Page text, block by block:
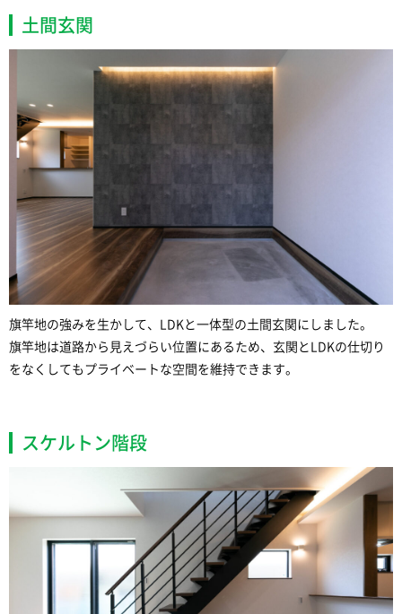
土間玄関
旗竿地の強みを生かして、LDKと一体型の土間玄関にしました。
旗竿地は道路から見えづらい位置にあるため、玄関とLDKの仕切り
をなくしてもプライベートな空間を維持できます。
スケルトン階段